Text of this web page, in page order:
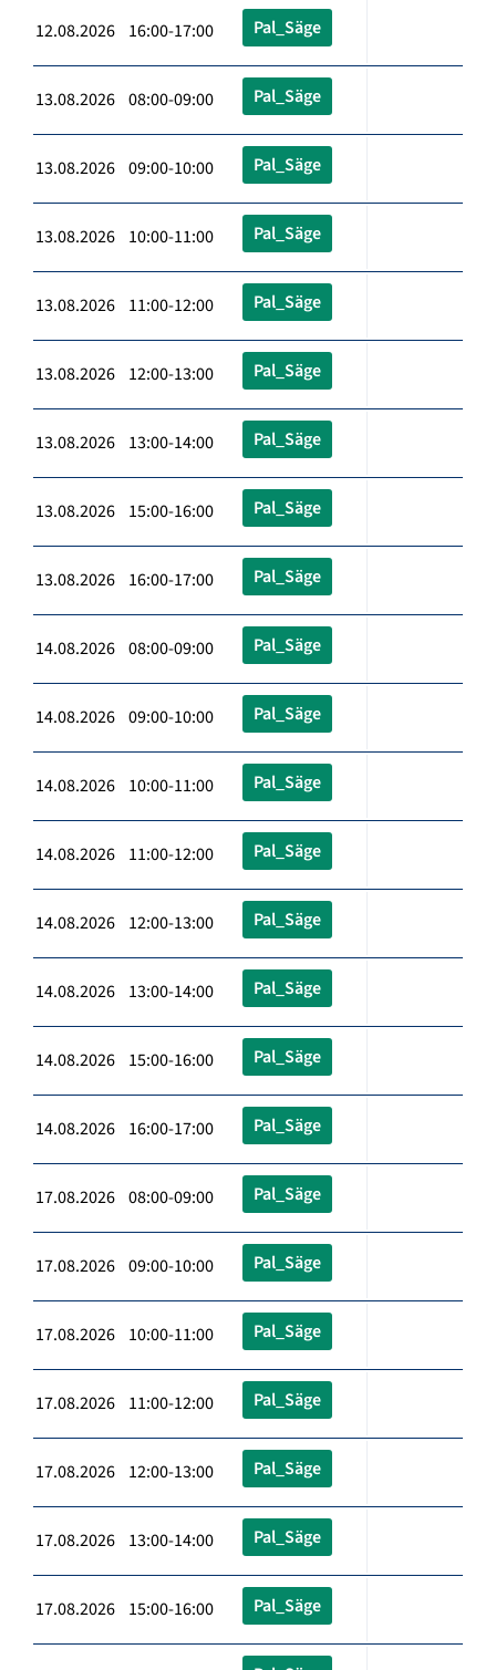
12.08.2026 16:00-17:00 Pal_Säge
13.08.2026 08:00-09:00 Pal_Säge
13.08.2026 09:00-10:00 Pal_Säge
13.08.2026 10:00-11:00 Pal_Säge
13.08.2026 11:00-12:00 Pal_Säge
13.08.2026 12:00-13:00 Pal_Säge
13.08.2026 13:00-14:00 Pal_Säge
13.08.2026 15:00-16:00 Pal_Säge
13.08.2026 16:00-17:00 Pal_Säge
14.08.2026 08:00-09:00 Pal_Säge
14.08.2026 09:00-10:00 Pal_Säge
14.08.2026 10:00-11:00 Pal_Säge
14.08.2026 11:00-12:00 Pal_Säge
14.08.2026 12:00-13:00 Pal_Säge
14.08.2026 13:00-14:00 Pal_Säge
14.08.2026 15:00-16:00 Pal_Säge
14.08.2026 16:00-17:00 Pal_Säge
17.08.2026 08:00-09:00 Pal_Säge
17.08.2026 09:00-10:00 Pal_Säge
17.08.2026 10:00-11:00 Pal_Säge
17.08.2026 11:00-12:00 Pal_Säge
17.08.2026 12:00-13:00 Pal_Säge
17.08.2026 13:00-14:00 Pal_Säge
17.08.2026 15:00-16:00 Pal_Säge